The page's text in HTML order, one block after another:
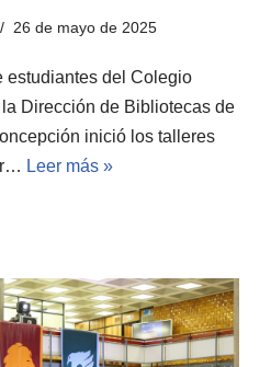
26 de mayo de 2025
estudiantes del Colegio
Dirección de Bibliotecas de
inició los talleres
Leer más »